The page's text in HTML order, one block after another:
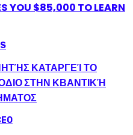
YOU $85,000 TO LEARN
ΚΑΤΑΡΓΕΊ ΤΟ
ΣΤΗΝ ΚΒΑΝΤΙΚΉ